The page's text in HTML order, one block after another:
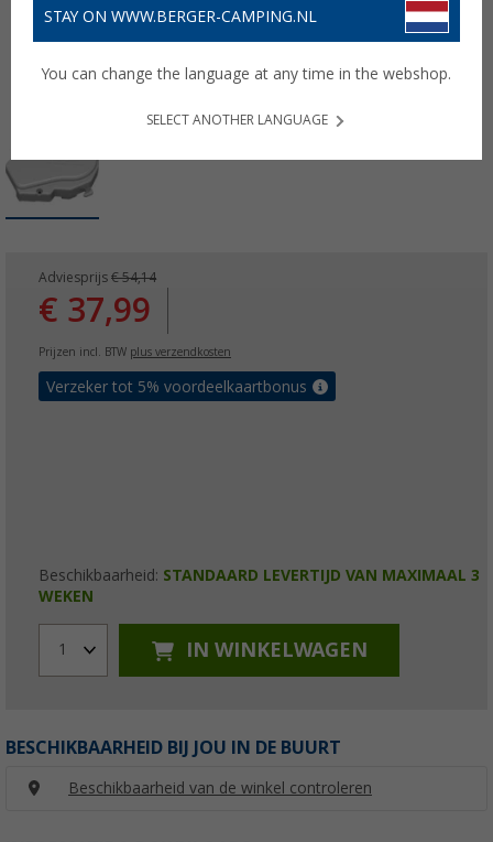
Adviesprijs € 54,14
€ 37,99
Prijzen incl. BTW plus verzendkosten
Verzeker tot 5% voordeelkaartbonus
Beschikbaarheid: STANDAARD LEVERTIJD VAN MAXIMAAL 3
WEKEN
1 IN WINKELWAGEN
BESCHIKBAARHEID BIJ JOU IN DE BUURT
Beschikbaarheid van de winkel controleren
STAY ON WWW.BERGER-CAMPING.NL
You can change the language at any time in the webshop.
SELECT ANOTHER LANGUAGE